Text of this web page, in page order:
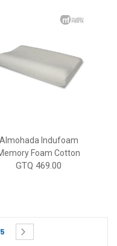
Almohada Indufoam
Foam Cotton
GTQ 469.00
currently reading page
Page
5 Page